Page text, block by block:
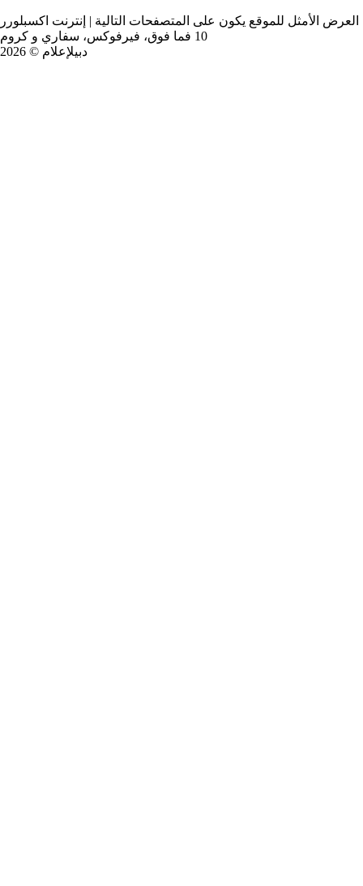
العرض الأمثل للموقع يكون على المتصفحات التالية | إنترنت اكسبلورر
10 فما فوق، فيرفوكس، سفاري و كروم
دبيلإعلام © 2026